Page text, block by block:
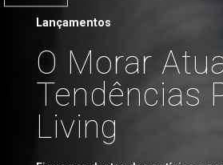
Lançamentos
O Morar
Tendências
Living